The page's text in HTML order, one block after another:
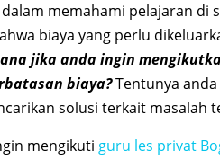
memahami pelajaran di
biaya yang perlu
jika anda ingin
biaya?Tentunya
solusi terkait masalah
mengikuti guru les privat